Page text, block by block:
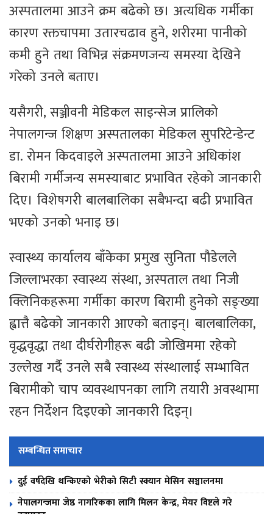
अस्पतालमा आउने क्रम बढेको छ। अत्यधिक गर्मीका
कारण रक्तचापमा उतारचढाव हुने, शरीरमा पानीको
कमी हुने तथा विभिन्न संक्रमणजन्य समस्या देखिने
गरेको उनले बताए।
यसैगरी, सञ्जीवनी मेडिकल साइन्सेज प्रालिको
नेपालगन्ज शिक्षण अस्पतालका मेडिकल सुपरिटेन्डेन्ट
डा. रोमन किदवाइले अस्पतालमा आउने अधिकांश
बिरामी गर्मीजन्य समस्याबाट प्रभावित रहेको जानकारी
दिए। विशेषगरी बालबालिका सबैभन्दा बढी प्रभावित
भएको उनको भनाइ छ।
स्वास्थ्य कार्यालय बाँकेका प्रमुख सुनिता पौडेलले
जिल्लाभरका स्वास्थ्य संस्था, अस्पताल तथा निजी
क्लिनिकहरूमा गर्मीका कारण बिरामी हुनेको सङ्ख्या
ह्वात्तै बढेको जानकारी आएको बताइन्। बालबालिका,
वृद्धवृद्धा तथा दीर्घरोगीहरू बढी जोखिममा रहेको
उल्लेख गर्दै उनले सबै स्वास्थ्य संस्थालाई सम्भावित
बिरामीको चाप व्यवस्थापनका लागि तयारी अवस्थामा
रहन निर्देशन दिइएको जानकारी दिइन्।
सम्बन्धित समाचार
दुई वर्षदेखि थन्किएको भेरीको सिटी स्क्यान मेसिन सञ्चालनमा
नेपालगन्जमा जेष्ठ नागरिकका लागि मिलन केन्द्र, मेयर विष्टले गरे